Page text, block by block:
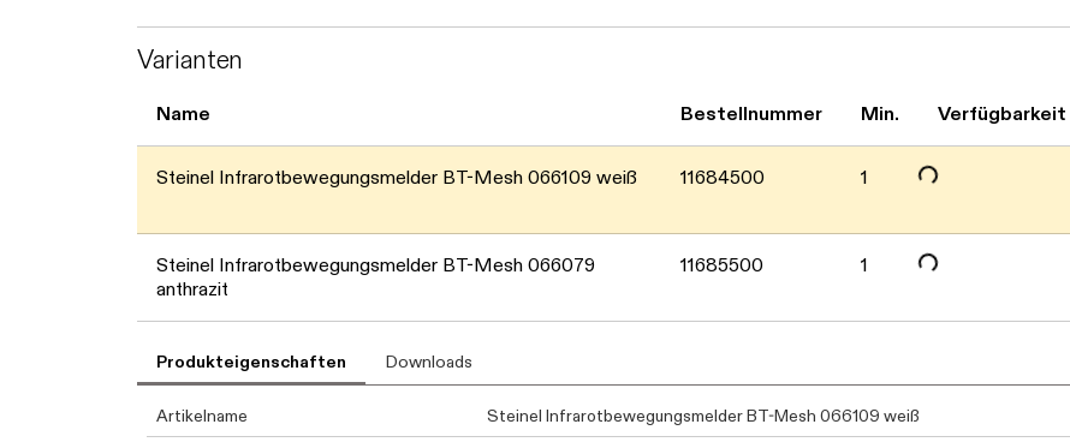
Varianten
Name Bestellnummer Min. Verfügbarkeit
Steinel Infrarotbewegungsmelder BT-Mesh 066109 weiß 11684500 1 Daten werden geladen. Bitte warten...
Steinel Infrarotbewegungsmelder BT-Mesh 066079
anthrazit
11685500 1 Daten werden geladen. Bitte warten...
Produkteigenschaften Downloads
Artikelname
Steinel Infrarotbewegungsmelder BT-Mesh 066109 weiß